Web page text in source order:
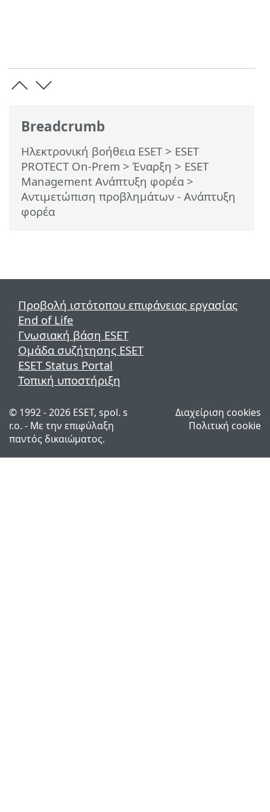
Breadcrumb
Ηλεκτρονική βοήθεια ESET> ESET
PROTECT On-Prem > Έναρξη > ESET
Management Ανάπτυξη φορέα >
Αντιμετώπιση προβλημάτων - Ανάπτυξη
φορέα
Προβολή ιστότοπου επιφάνειας εργασίας
End of Life
Γνωσιακή βάση ESET
Ομάδα συζήτησης ESET
ESET Status Portal
Τοπική υποστήριξη
© 1992 - 2026 ESET, spol. s
r.o. - Με την επιφύλαξη
παντός δικαιώματος.
Διαχείριση cookies
Πολιτική cookie